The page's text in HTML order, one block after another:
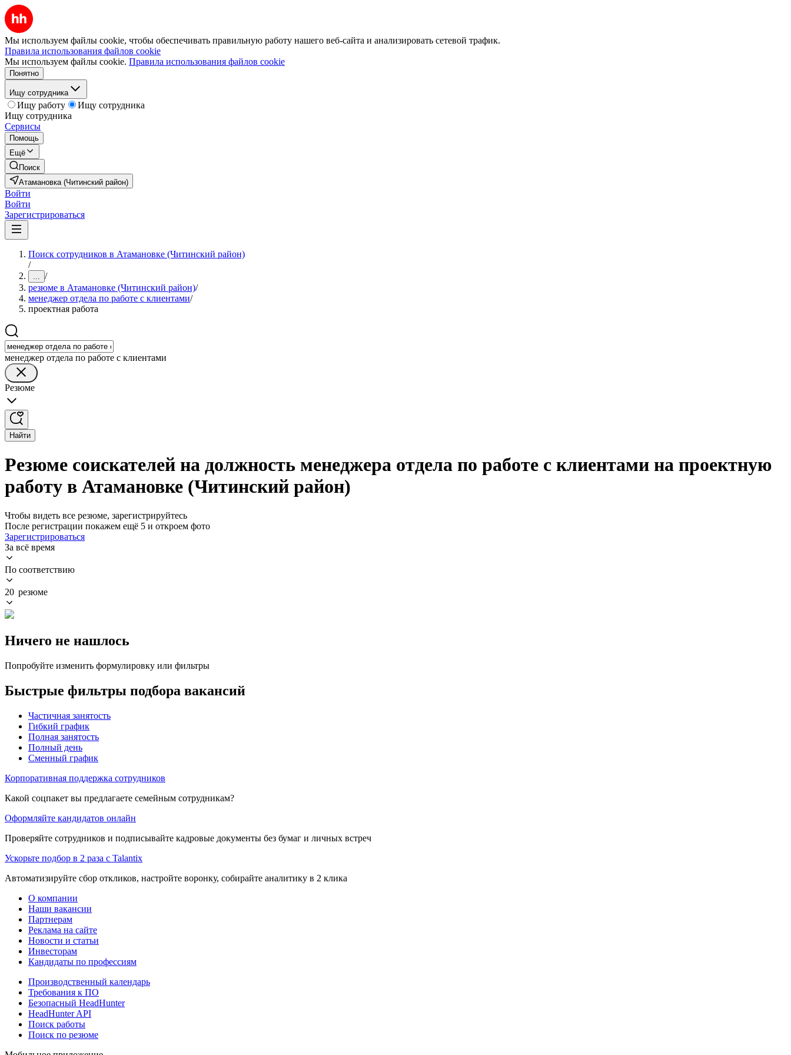
Мы используем файлы cookie, чтобы обеспечивать правильную работу нашего веб-сайта и анализировать сетевой трафик.
Правила использования файлов cookie
Мы используем файлы cookie. Правила использования файлов cookie
Понятно
Ищу сотрудника
Ищу работу
Ищу сотрудника
Ищу сотрудника
Сервисы
Помощь
Ещё
Поиск
Атамановка (Читинский район)
Войти
Войти
Зарегистрироваться
Поиск сотрудников в Атамановке (Читинский район)
/
... /
резюме в Атамановке (Читинский район)/
менеджер отдела по работе с клиентами/
проектная работа
менеджер отдела по работе с клиентами
Резюме
Найти
Резюме соискателей на должность менеджера отдела по работе с клиентами на проектную
работу в Атамановке (Читинский район)
Чтобы видеть все резюме, зарегистрируйтесь
После регистрации покажем ещё 5 и откроем фото
Зарегистрироваться
За всё время
По соответствию
20 резюме
Ничего не нашлось
Попробуйте изменить формулировку или фильтры
Быстрые фильтры подбора вакансий
Частичная занятость
Гибкий график
Полная занятость
Полный день
Сменный график
Корпоративная поддержка сотрудников
Какой соцпакет вы предлагаете семейным сотрудникам?
Оформляйте кандидатов онлайн
Проверяйте сотрудников и подписывайте кадровые документы без бумаг и личных встреч
Ускорьте подбор в 2 раза с Talantix
Автоматизируйте сбор откликов, настройте воронку, собирайте аналитику в 2 клика
О компании
Наши вакансии
Партнерам
Реклама на сайте
Новости и статьи
Инвесторам
Кандидаты по профессиям
Производственный календарь
Требования к ПО
Безопасный HeadHunter
HeadHunter API
Поиск работы
Поиск по резюме